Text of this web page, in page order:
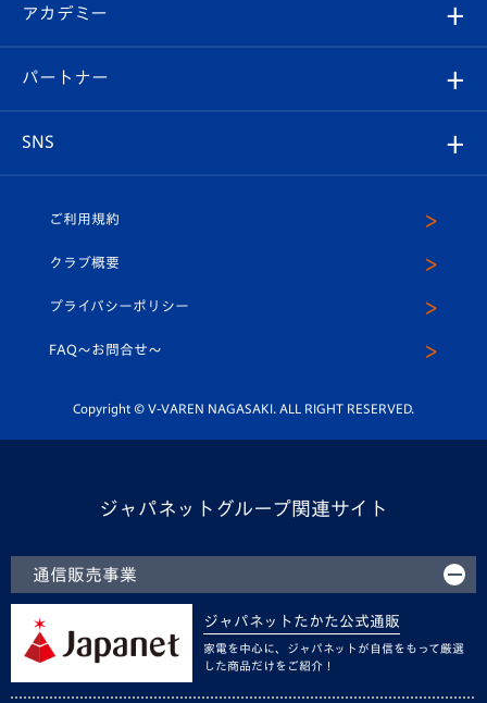
イベント
メディア
ホームタウン
スタッフプロフィール
マスコット紹介
平和祈念活動
ホームタウン活動
ヴィヴィくんの長崎おもてなしガイド
スタジアムグルメ
V-LOVERS（ファンクラブ）
プレイヤーズスイート
オンラインショップ
店舗情報
アカデミー
育成からのお知らせ
U-18
スクール
パートナー
SNS
ヴィヴィくんインスタグラム
公式LINE＠
ご利用規約
クラブ概要
プライバシーポリシー
FAQ〜お問合せ〜
Copyright © V-VAREN NAGASAKI. ALL RIGHT RESERVED.
ジャパネットグループ関連サイト
通信販売事業
ジャパネットたかた公式通販
家電を中心に、ジャパネットが自信をもって厳選
した商品だけをご紹介！